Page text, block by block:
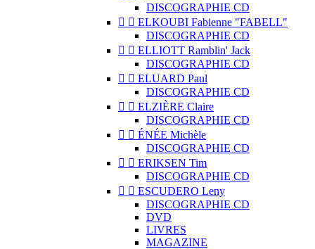
DISCOGRAPHIE CD
  ELKOUBI Fabienne "FABELL"
DISCOGRAPHIE CD
  ELLIOTT Ramblin' Jack
DISCOGRAPHIE CD
  ELUARD Paul
DISCOGRAPHIE CD
  ELZIÈRE Claire
DISCOGRAPHIE CD
  ÉNÉE Michèle
DISCOGRAPHIE CD
  ERIKSEN Tim
DISCOGRAPHIE CD
  ESCUDERO Leny
DISCOGRAPHIE CD
DVD
LIVRES
MAGAZINE